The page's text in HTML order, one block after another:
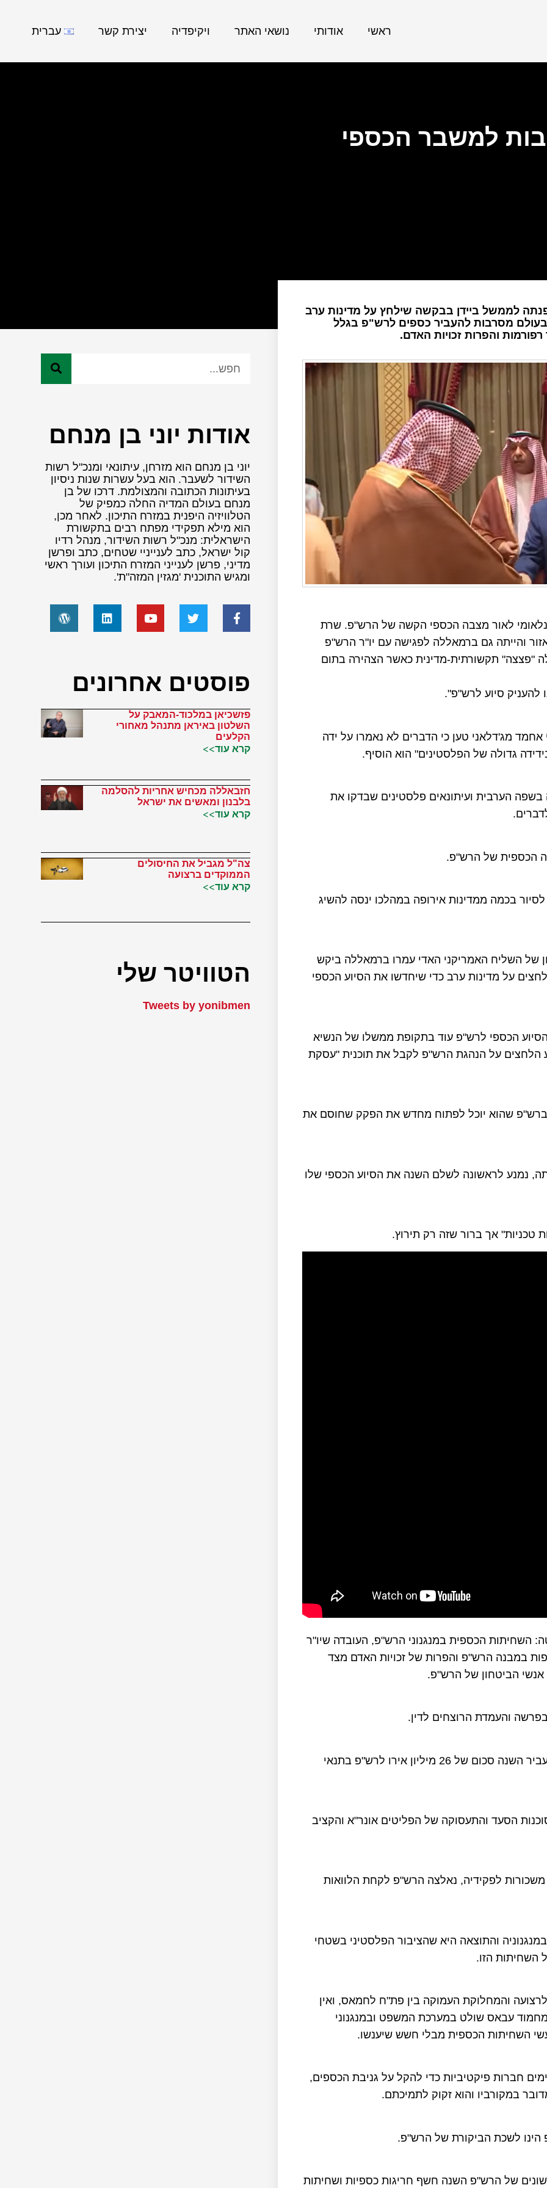
ראשי אודותי נושאי האתר ויקיפדיה יצירת קשר עברית
למשבר הכספי
לממשל ביידן בבקשה שילחץ על מדינות ערב
מסרבות להעביר כספים לרש"פ בגלל
והפרות זכויות האדם.
לאור מצבה הכספי הקשה של הרש"פ. שרת
והייתה גם ברמאללה לפגישה עם יו"ר הרש"פ
תקשורתית-מדינית כאשר הצהירה בתום
להעניק סיוע לרש"פ".
מג'דלאני טען כי הדברים לא נאמרו על ידה
גדולה של הפלסטינים" הוא הוסיף.
הערבית ועיתונאים פלסטינים שבדקו את
הכספית של הרש"פ.
בכמה ממדינות אירופה במהלכו ינסה להשיג
של השליח האמריקני האדי עמרו ברמאללה ביקש
על מדינות ערב כדי שיחדשו את הסיוע הכספי
הכספי לרש"פ עוד בתקופת ממשלו של הנשיא
על הנהגת הרש"פ לקבל את תוכנית "עסקת
שהוא יוכל לפתוח מחדש את הפקק שחוסם את
נמנע לראשונה לשלם השנה את הסיוע הכספי שלו
טכניות" אך ברור שזה רק תירוץ.
השחיתות הכספית במנגנוני הרש"פ, העובדה שיו"ר
במבנה הרש"פ והפרות של זכויות האדם מצד
הביטחון של הרש"פ.
והעמדת הרוצחים לדין.
גורמים ברש"פ טוענים כי האיחוד האירופי הסכים להעביר השנה סכום של 26 מיליון אירו לרש"פ בתנאי
הסעד והתעסוקה של הפליטים אונר"א והקציב
לפקידיה, נאלצה הרש"פ לקחת הלוואות
והתוצאה היא שהציבור הפלסטיני בשטחי
השחיתות הזו.
והמחלוקת העמוקה בין פת"ח לחמאס, ואין
עבאס שולט במערכת המשפט ובמנגנוני
השחיתות הכספית מבלי חשש שיענשו.
חברות פיקטיביות כדי להקל על גניבת הכספים,
במקורביו והוא זקוק לתמיכתם.
לשכת הביקורת של הרש"פ.
110 מגזרים ומוסדות שונים של הרש"פ השנה חשף חריגות כספיות ושחיתות
אודות יוני בן מנחם
יוני בן מנחם הוא מזרחן, עיתונאי ומנכ"ל רשות
השידור לשעבר. הוא בעל עשרות שנות ניסיון
בעיתונות הכתובה והמצולמת. דרכו של בן
מנחם בעולם המדיה החלה כמפיק של
הטלוויזיה היפנית במזרח התיכון. לאחר מכן,
הוא מילא תפקידי מפתח רבים בתקשורת
הישראלית: מנכ"ל רשות השידור, מנהל רדיו
קול ישראל, כתב לענייניי שטחים, כתב ופרשן
מדיני, פרשן לענייני המזרח התיכון ועורך ראשי
ומגיש התוכנית 'מגזין המזה"ת'.
פוסטים אחרונים
פזשכיאן במלכוד-המאבק על
השלטון באיראן מתנהל מאחורי
הקלעים
קרא עוד>>
חזבאללה מכחיש אחריות להסלמה
בלבנון ומאשים את ישראל
קרא עוד>>
צה"ל מגביל את החיסולים
הממוקדים ברצועה
קרא עוד>>
הטוויטר שלי
Tweets by yonibmen